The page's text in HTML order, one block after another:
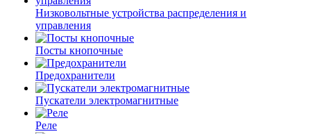
Низковольтные устройства распределения и
управления
Посты кнопочные
Предохранители
Пускатели электромагнитные
Реле